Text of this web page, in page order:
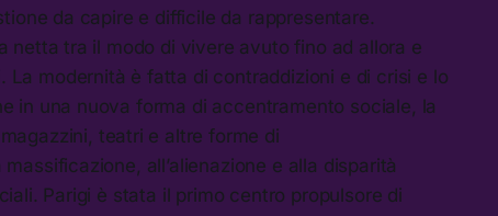
da capire e difficile da rappresentare.
netta tra il modo di vivere avuto fino ad allora e
La modernità è fatta di contraddizioni e di crisi e lo
in una nuova forma di accentramento sociale, la
teatri e altre forme di
all’alienazione e alla disparità
Parigi è stata il primo centro propulsore di